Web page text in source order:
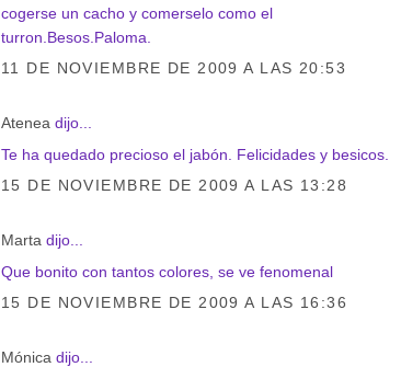
cogerse un cacho y comerselo como el
turron.Besos.Paloma.
11 DE NOVIEMBRE DE 2009 A LAS 20:53
Atenea dijo...
Te ha quedado precioso el jabón. Felicidades y besicos.
15 DE NOVIEMBRE DE 2009 A LAS 13:28
Marta dijo...
Que bonito con tantos colores, se ve fenomenal
15 DE NOVIEMBRE DE 2009 A LAS 16:36
Mónica dijo...